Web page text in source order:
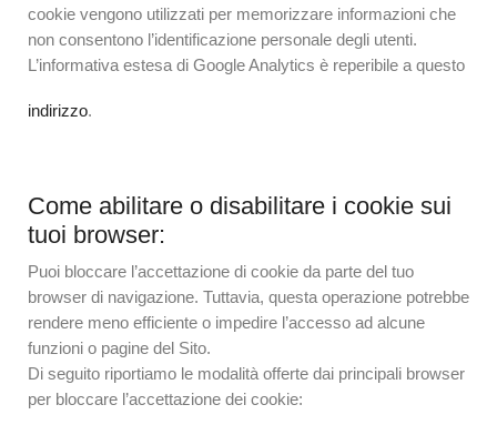
cookie vengono utilizzati per memorizzare informazioni che
non consentono l’identificazione personale degli utenti.
L’informativa estesa di Google Analytics è reperibile a questo
indirizzo.
Come abilitare o disabilitare i cookie sui
tuoi browser:
Puoi bloccare l’accettazione di cookie da parte del tuo
browser di navigazione. Tuttavia, questa operazione potrebbe
rendere meno efficiente o impedire l’accesso ad alcune
funzioni o pagine del Sito.
Di seguito riportiamo le modalità offerte dai principali browser
per bloccare l’accettazione dei cookie: